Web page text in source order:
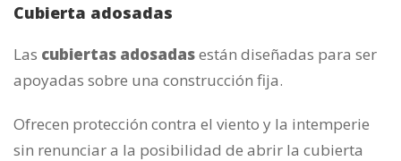
Cubierta adosadas
Las cubiertas adosadasestán diseñadas para ser
apoyadas sobre una construcción fija.
Ofrecen protección contra el viento y la intemperie
sin renunciar a la posibilidad de abrir la cubierta